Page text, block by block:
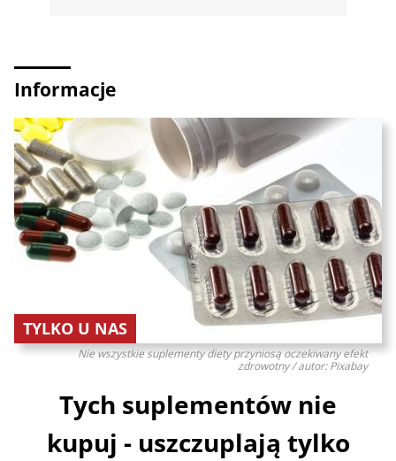
Informacje
Nie wszystkie suplementy diety przyniosą oczekiwany efekt
zdrowotny / autor: Pixabay
TYLKO U NAS
Tych suplementów nie
kupuj - uszczuplają tylko